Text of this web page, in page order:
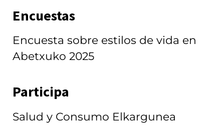
Encuestas
Encuesta sobre estilos de vida en
Abetxuko 2025
Participa
Salud y Consumo Elkargunea